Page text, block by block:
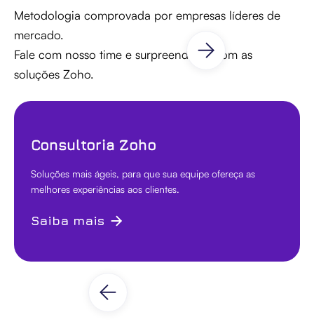
Metodologia comprovada por empresas líderes de
mercado.
Fale com nosso time e surpreenda-se com as
soluções Zoho.
Consultoria Zoho
Soluções mais ágeis, para que sua equipe ofereça as
melhores experiências aos clientes.
Saiba mais